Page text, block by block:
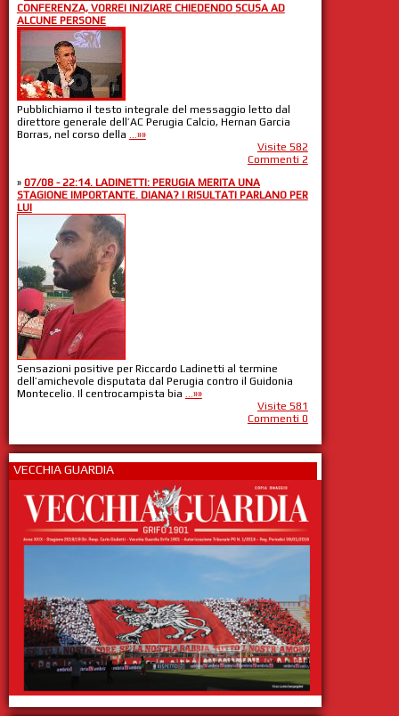
CONFERENZA, VORREI INIZIARE CHIEDENDO SCUSA AD
ALCUNE PERSONE
Pubblichiamo il testo integrale del messaggio letto dal
direttore generale dell’AC Perugia Calcio, Hernan Garcia
Borras, nel corso della ...»»
Visite 582
Commenti 2
» 07/08 - 22:14. LADINETTI: PERUGIA MERITA UNA
STAGIONE IMPORTANTE. DIANA? I RISULTATI PARLANO PER
LUI
Sensazioni positive per Riccardo Ladinetti al termine
dell’amichevole disputata dal Perugia contro il Guidonia
Montecelio. Il centrocampista bia ...»»
Visite 581
Commenti 0
VECCHIA GUARDIA